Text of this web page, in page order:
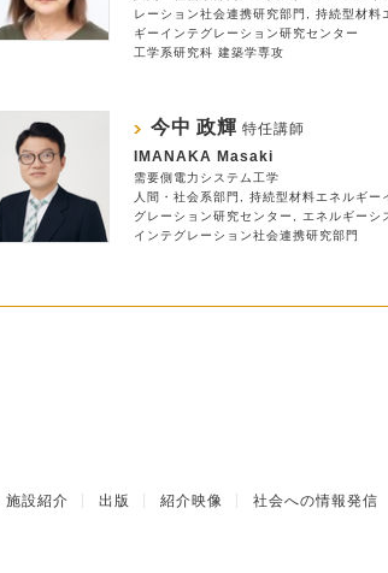
レーション社会連携研究部門
持続型材料
ギーインテグレーション研究センター
工学系研究科 建築学専攻
今中 政輝 特任講師
IMANAKA Masaki
需要側電力システム工学
人間・社会系部門
持続型材料エネルギー
グレーション研究センター
エネルギーシ
インテグレーション社会連携研究部門
施設紹介 出版 紹介映像 社会への情報発信